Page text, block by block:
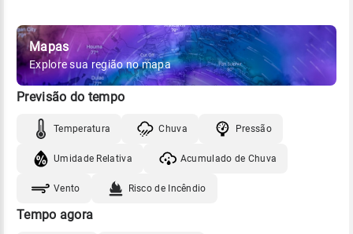
Mapas
Explore sua região no mapa
Previsão do tempo
Temperatura Chuva Pressão
Umidade Relativa Acumulado de Chuva
Vento Risco de Incêndio
Tempo agora